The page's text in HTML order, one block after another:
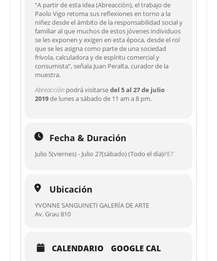
“A partir de esta idea (Abreacción), el trabajo de
Paolo Vigo retoma sus reflexiones en torno a la
niñez desde el ámbito de la responsabilidad social y
familiar al que muchos de estos jóvenes individuos
se les exponen y exigen en esta época, desde el rol
que se les asigna como parte de una sociedad
frívola, calculadora y de espíritu comercial y
consumista”, señala Juan Peralta, curador de la
muestra.
Abreacción podrá visitarsedel 5 al 27 de julio
2019de lunes a sábado de 11 am a 8 pm.
Fecha & Duración
Julio 5(viernes) - Julio 27(sábado) (Todo el día)PET
Ubicación
YVONNE SANGUINETI GALERÍA DE ARTE
Av. Grau 810
CALENDARIO GOOGLE CAL